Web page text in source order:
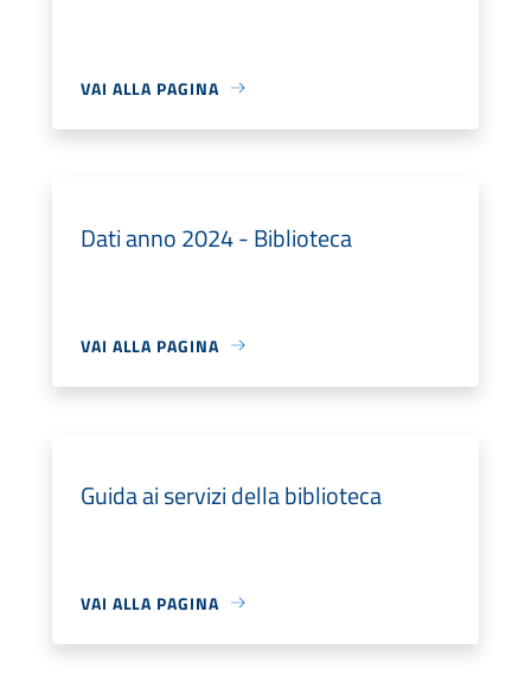
VAI ALLA PAGINA
Dati anno 2024 - Biblioteca
VAI ALLA PAGINA
Guida ai servizi della biblioteca
VAI ALLA PAGINA